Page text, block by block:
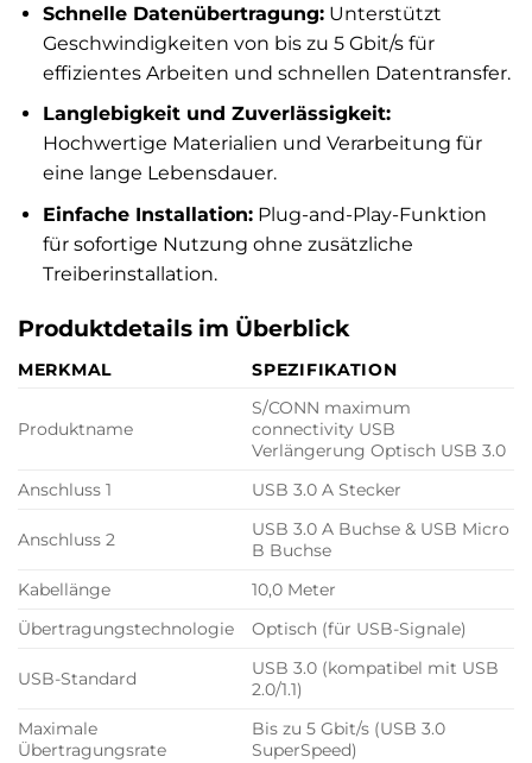
Schnelle Datenübertragung:Unterstützt
Geschwindigkeiten von bis zu 5 Gbit/s für
effizientes Arbeiten und schnellen Datentransfer.
Langlebigkeit und Zuverlässigkeit:
Hochwertige Materialien und Verarbeitung für
eine lange Lebensdauer.
Einfache Installation:Plug-and-Play-Funktion
für sofortige Nutzung ohne zusätzliche
Treiberinstallation.
Produktdetails im Überblick
MERKMAL SPEZIFIKATION
Produktname
S/CONN maximum
connectivity USB
Verlängerung Optisch USB 3.0
Anschluss 1
USB 3.0 A Stecker
Anschluss 2
USB 3.0 A Buchse & USB Micro
B Buchse
Kabellänge
10,0 Meter
Übertragungstechnologie
Optisch (für USB-Signale)
USB-Standard
USB 3.0 (kompatibel mit USB
2.0/1.1)
Maximale
Übertragungsrate
Bis zu 5 Gbit/s (USB 3.0
SuperSpeed)